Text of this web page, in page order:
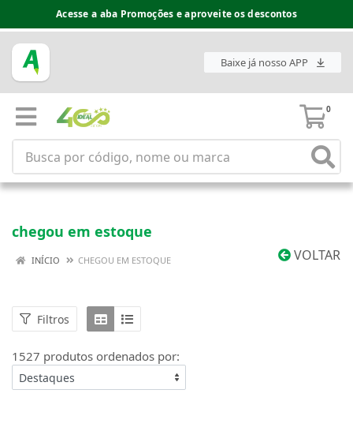
Acesse a aba Promoções e aproveite os descontos
Baixe já nosso APP
0
chegou em estoque
VOLTAR
INÍCIO CHEGOU EM ESTOQUE
Filtros
1527 produtos ordenados por: